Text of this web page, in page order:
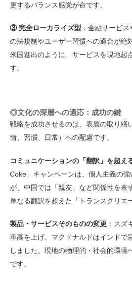
更するバランス感覚が命です。
③ 完全ローカライズ型 ：金融サービ
の法規制やユーザー習慣への適合が絶
米国進出のように、サービスを現地起
す。
◎文化の深層への適応：成功の鍵
戦略を成功させるのは、表層の取り繕
情、習慣、日常）への配慮です。
コミュニケーションの「翻訳」を超え
Coke」キャンペーンは、個人主義の
が、中国では「親友」など関係性を表
単なる翻訳を超えた「トランスクリエ
製品・サービスそのものの変更 ：スズ
車高を上げ、マクドナルドはインドで
しました。現地の物理的・社会的環境
です。